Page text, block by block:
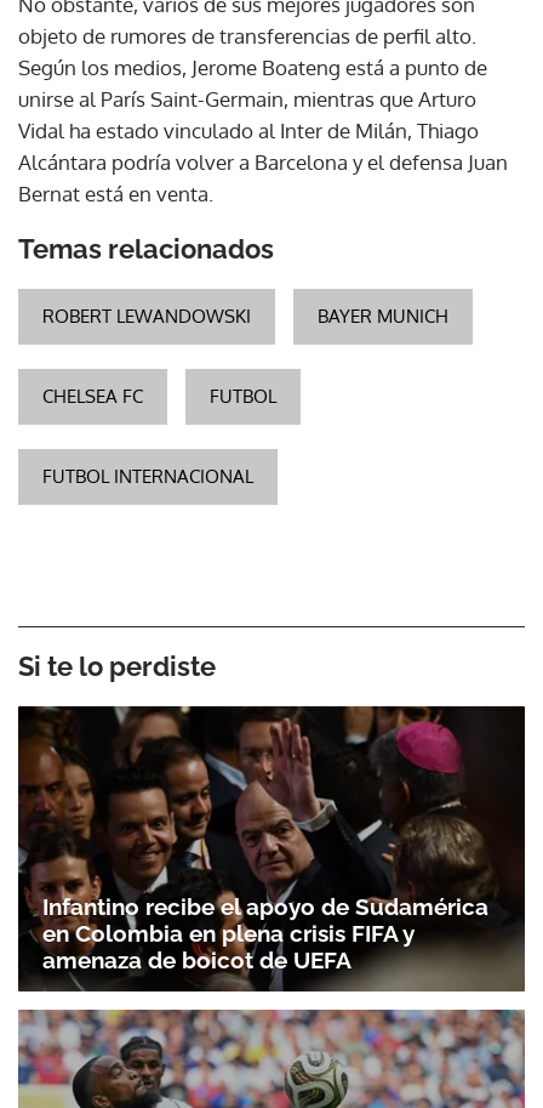
objeto de rumores de transferencias de perfil alto.
Según los medios, Jerome Boateng está a punto de
unirse al París Saint-Germain, mientras que Arturo
Vidal ha estado vinculado al Inter de Milán, Thiago
Alcántara podría volver a Barcelona y el defensa Juan
Bernat está en venta.
Temas relacionados
ROBERT LEWANDOWSKI BAYER MUNICH
CHELSEA FC FUTBOL
FUTBOL INTERNACIONAL
Si te lo perdiste
Infantino recibe el apoyo de Sudamérica
en Colombia en plena crisis FIFA y
amenaza de boicot de UEFA